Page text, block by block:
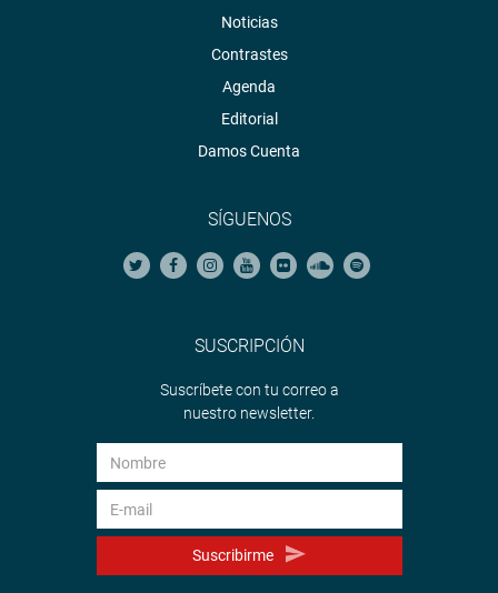
Noticias
Contrastes
Agenda
Editorial
Damos Cuenta
SÍGUENOS
SUSCRIPCIÓN
Suscríbete con tu correo a
nuestro newsletter.
Suscribirme